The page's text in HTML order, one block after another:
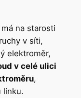
má na starosti
v síti,
elektroměr,
v celé ulici
,
linku.